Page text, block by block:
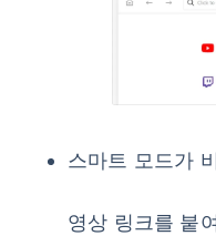
스마트 모드가
영상 링크를 붙